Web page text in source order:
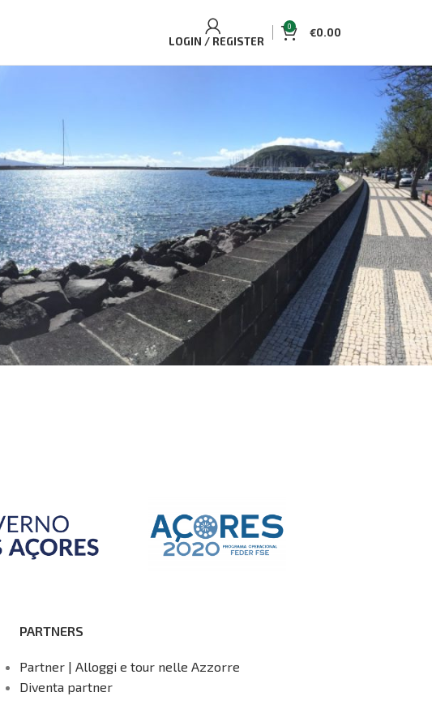
LOGIN / REGISTER
0 €0.00
PARTNERS
Partner | Alloggi e tour nelle Azzorre
Diventa partner